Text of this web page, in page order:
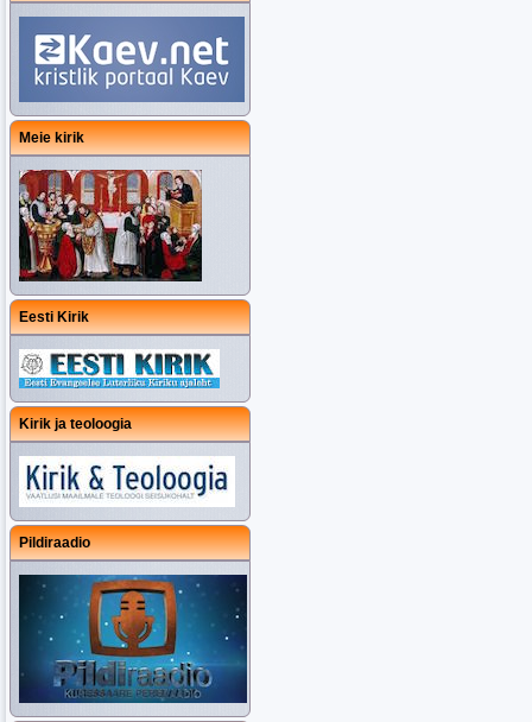
Meie kirik
Eesti Kirik
Kirik ja teoloogia
Pildiraadio